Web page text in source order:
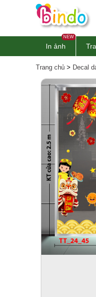
NEW
In ảnh
Trang chủ > Decal